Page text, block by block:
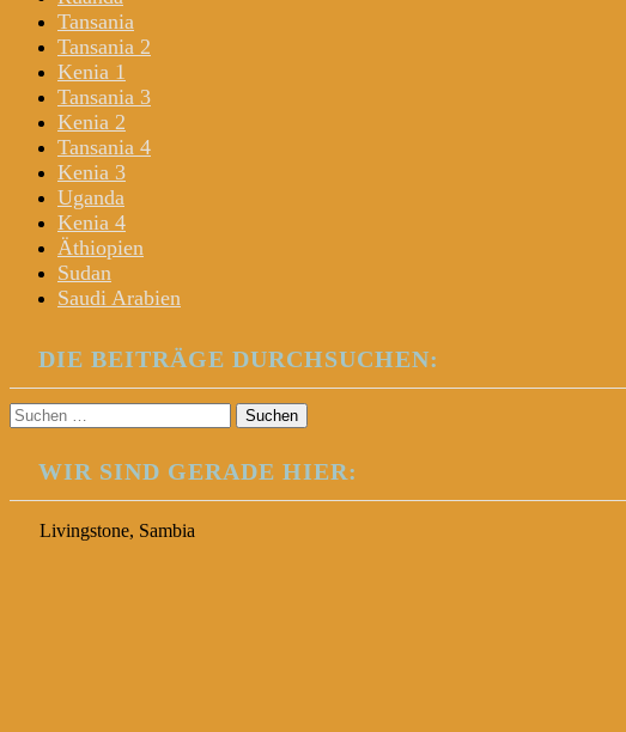
Tansania
Tansania 2
Kenia 1
Tansania 3
Kenia 2
Tansania 4
Kenia 3
Uganda
Kenia 4
Äthiopien
Sudan
Saudi Arabien
DIE BEITRÄGE DURCHSUCHEN:
Suchen
nach:
WIR SIND GERADE HIER:
Livingstone, Sambia